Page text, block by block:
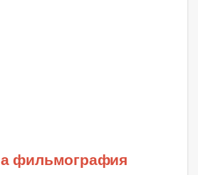
фильмография